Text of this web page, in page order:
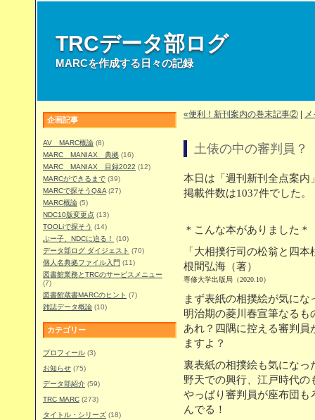
TRCデータ部ログ
MARCを作成する日々の記録
企画記事
AV MARC概論 (8)
MARC MANIAX 典拠 (16)
MARC MANIAX 目録2022 (12)
MARCができるまで (39)
MARCで探そうQ&A (27)
MARC概論 (5)
NDC10版変更点 (13)
TOOLiで探そう (14)
ぶー子、NDCに迫る！
(10)
データ部ログ ダイジェスト (70)
個人名典拠ファイル入門 (11)
図書館業務とTRCのサービスメニュー
(7)
図書館蔵書MARCのヒント (7)
雑誌データ概論 (10)
カテゴリー
プロフィール (3)
お知らせ (75)
データ部紹介 (59)
TRC MARC (273)
タイトル・シリーズ (18)
«便利！新刊案内の巻末記事②
土俵の中の審判員？
本日は「週刊新刊全点案内
掲載件数は1037件でした。
＊こんな本がありました＊
「大相撲行司の松翁と四本
根間弘海（著）
専修大学出版局（2020.10）
まず表紙の相撲絵が気にな
明治期の菱川春宣筆なるも
あれ？四隅に控える審判
ますよ？
裏表紙の相撲絵も気になっ
野天での興行、江戸時代の
やっぱり審判員が座布団も
んでる！